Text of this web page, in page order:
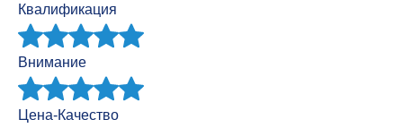
Квалификация
Внимание
Цена-Качество